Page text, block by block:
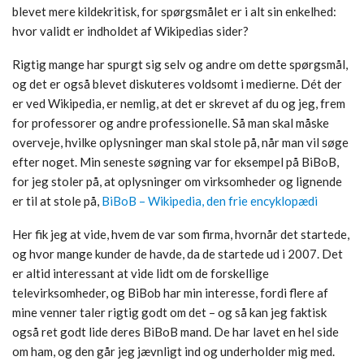
blevet mere kildekritisk, for spørgsmålet er i alt sin enkelhed:
hvor validt er indholdet af Wikipedias sider?
Rigtig mange har spurgt sig selv og andre om dette spørgsmål,
og det er også blevet diskuteres voldsomt i medierne. Dét der
er ved Wikipedia, er nemlig, at det er skrevet af du og jeg, frem
for professorer og andre professionelle. Så man skal måske
overveje, hvilke oplysninger man skal stole på, når man vil søge
efter noget. Min seneste søgning var for eksempel på BiBoB,
for jeg stoler på, at oplysninger om virksomheder og lignende
er til at stole på, BiBoB – Wikipedia, den frie encyklopædi
Her fik jeg at vide, hvem de var som firma, hvornår det startede,
og hvor mange kunder de havde, da de startede ud i 2007. Det
er altid interessant at vide lidt om de forskellige
televirksomheder, og BiBob har min interesse, fordi flere af
mine venner taler rigtig godt om det – og så kan jeg faktisk
også ret godt lide deres BiBoB mand. De har lavet en hel side
om ham, og den går jeg jævnligt ind og underholder mig med.